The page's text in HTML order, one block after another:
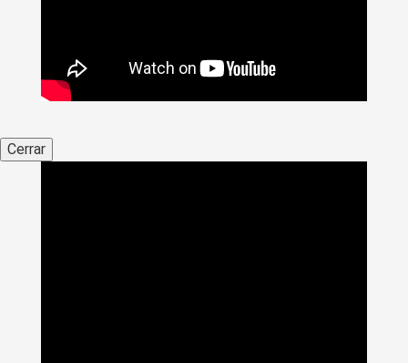
Cerrar